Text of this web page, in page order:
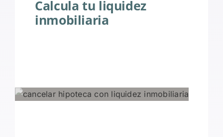
Calcula tu liquidez
inmobiliaria